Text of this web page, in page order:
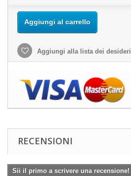
Aggiungi al carrello
Aggiungi alla lista dei desideri
RECENSIONI
Sii il primo a scrivere una recensione!